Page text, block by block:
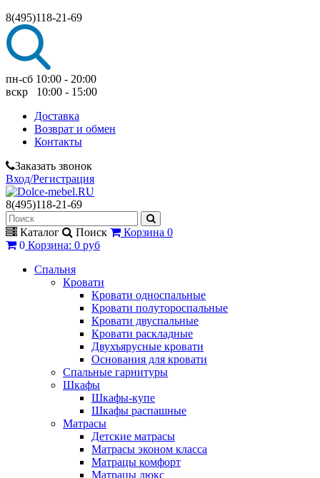
8(495)118-21-69
пн-сб 10:00 - 20:00
вскр 10:00 - 15:00
Доставка
Возврат и обмен
Контакты
Заказать звонок
Вход/Регистрация
8(495)118-21-69
Каталог Поиск Корзина 0
0 Корзина: 0 руб
Спальня
Кровати
Кровати односпальные
Кровати полутороспальные
Кровати двуспальные
Кровати раскладные
Двухъярусные кровати
Основания для кровати
Спальные гарнитуры
Шкафы
Шкафы-купе
Шкафы распашные
Матрасы
Детские матрасы
Матрасы эконом класса
Матрацы комфорт
Матрацы люкс